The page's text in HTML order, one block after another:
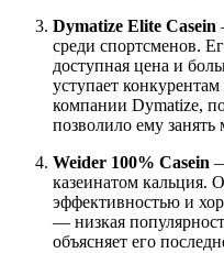
Dymatize Elite Casein
среди спортсменов.
доступная цена и
уступает
компании Dymatize, по
позволило ему занять
Weider 100% Casein
казеинатом кальция.
эффективностью и
— низкая
объясняет его